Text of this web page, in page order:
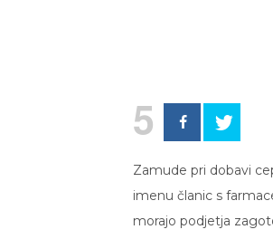
5
Zamude pri dobavi
imenu članic s
morajo podjetja